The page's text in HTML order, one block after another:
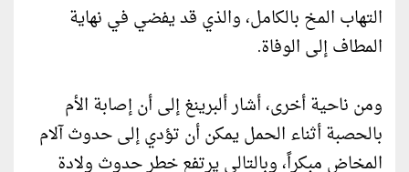
التهاب المخ بالكامل، والذي قد يفضي في نهاية
المطاف إلى الوفاة.
ومن ناحية أخرى، أشار ألبرينغ إلى أن إصابة الأم
بالحصبة أثناء الحمل يمكن أن تؤدي إلى حدوث آلام
المخاض مبكراً، وبالتالي يرتفع خطر حدوث ولادة